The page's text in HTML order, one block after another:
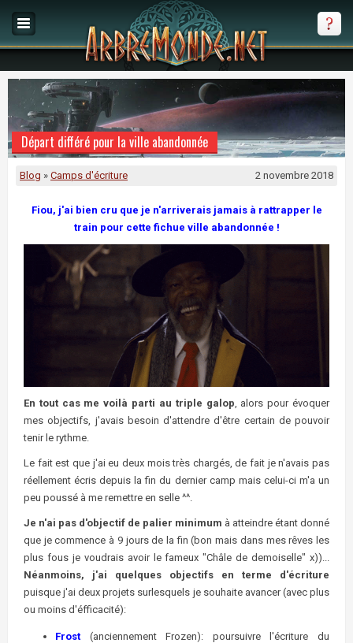
Départ différé pour la ville abandonnée
Blog » Camps d'écriture 2 novembre 2018
Fiou, j'ai bien cru que je n'arriverais jamais à rattrapper le
train pour cette fichue ville abandonnée !
En tout cas me voilà parti au triple galop, alors pour évoquer
mes objectifs, j'avais besoin d'attendre d'être certain de pouvoir
tenir le rythme.
Le fait est que j'ai eu deux mois très chargés, de fait je n'avais pas
réellement écris depuis la fin du dernier camp mais celui-ci m'a un
peu poussé à me remettre en selle ^^.
Je n'ai pas d'objectif de palier minimum à atteindre étant donné
que je commence à 9 jours de la fin (bon mais dans mes rêves les
plus fous je voudrais avoir le fameux "Châle de demoiselle" x))...
Néanmoins, j'ai quelques objectifs en terme d'écriture
puisque j'ai deux projets surlesquels je souhaite avancer (avec plus
ou moins d'éfficacité):
Frost
(anciennement Frozen): poursuivre l'écriture du